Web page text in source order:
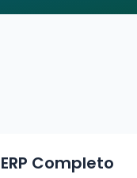
ERP Completo